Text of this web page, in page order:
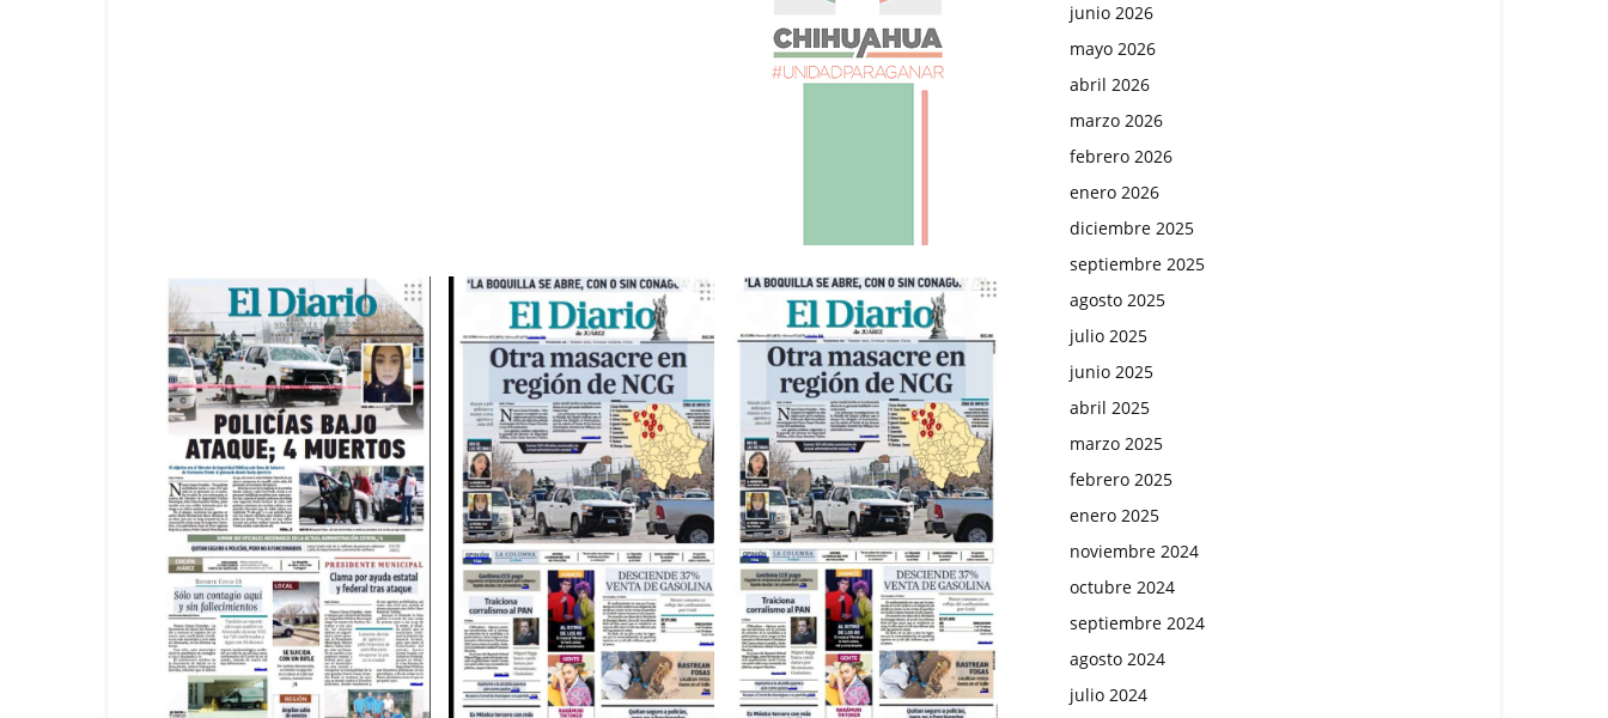
junio 2026
mayo 2026
abril 2026
marzo 2026
febrero 2026
enero 2026
diciembre 2025
septiembre 2025
agosto 2025
julio 2025
junio 2025
abril 2025
marzo 2025
febrero 2025
enero 2025
noviembre 2024
octubre 2024
septiembre 2024
agosto 2024
julio 2024